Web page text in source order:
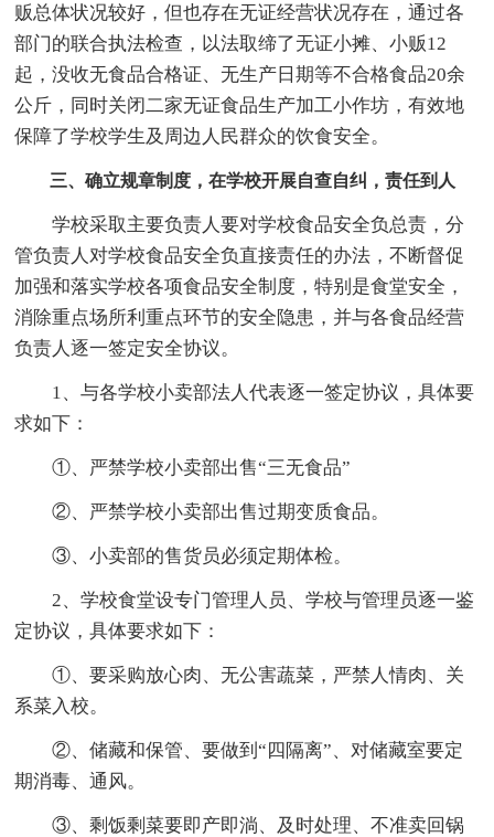
贩总体状况较好，但也存在无证经营状况存在，通过各
部门的联合执法检查，以法取缔了无证小摊、小贩12
起，没收无食品合格证、无生产日期等不合格食品20余
公斤，同时关闭二家无证食品生产加工小作坊，有效地
保障了学校学生及周边人民群众的饮食安全。
三、确立规章制度，在学校开展自查自纠，责任到人
学校采取主要负责人要对学校食品安全负总责，分
管负责人对学校食品安全负直接责任的办法，不断督促
加强和落实学校各项食品安全制度，特别是食堂安全，
消除重点场所利重点环节的安全隐患，并与各食品经营
负责人逐一签定安全协议。
1、与各学校小卖部法人代表逐一签定协议，具体要
求如下：
①、严禁学校小卖部出售“三无食品”
②、严禁学校小卖部出售过期变质食品。
③、小卖部的售货员必须定期体检。
2、学校食堂设专门管理人员、学校与管理员逐一鉴
定协议，具体要求如下：
①、要采购放心肉、无公害蔬菜，严禁人情肉、关
系菜入校。
②、储藏和保管、要做到“四隔离”、对储藏室要定
期消毒、通风。
③、剩饭剩菜要即产即淌、及时处理、不准卖回锅